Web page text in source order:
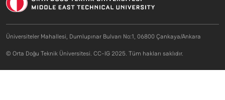
Üniversiteler Mahallesi, Dumlupınar Bulvarı No:1, 06800 Çankaya/Ankara
© Orta Doğu Teknik Üniversitesi. CC-IG 2025. Tüm hakları saklıdır.